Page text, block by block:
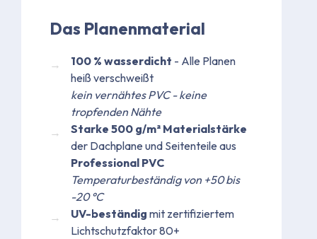
Das Planenmaterial
100 % wasserdicht - Alle Planen
heiß verschweißt
kein vernähtes PVC - keine
tropfenden Nähte
Starke 500 g/m² Materialstärke
der Dachplane und Seitenteile aus
Professional PVC
Temperaturbeständig von +50 bis
-20 °C
UV-beständig mit zertifiziertem
Lichtschutzfaktor 80+